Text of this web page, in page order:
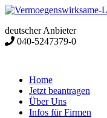
deutscher Anbieter
040-5247379-0
Home
Jetzt beantragen
Über Uns
Infos für Firmen